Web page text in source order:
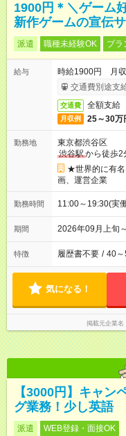
1900円＊＼ゲーム
新作ゲームの宣伝サ
派遣 職種未経験OK ブラ
給与
時給1900円 月
交通費別途支
交通費 全額支給
月収例 25～30万
勤務地
東京都渋谷区
渋谷駅から徒歩2
★世界的に有
画、運営企業
勤務時間 11:00～19:30(実
期間 2026年09月上旬
特徴 履歴書不要 / 40～
気になる！
掲載元企業名
【3000円】キャン
グ業務！少し英語
派遣 WEB登録・面接OK